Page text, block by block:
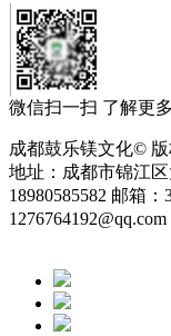
微信扫一扫 了解更
成都鼓乐镁文化©
地址：成都市锦江
18980585582 邮箱：